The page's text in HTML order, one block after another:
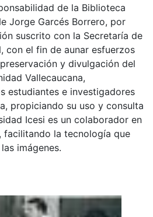
de la Biblioteca
Jorge Garcés Borrero, por
suscrito con la Secretaría de
con el fin de aunar esfuerzos
y divulgación del
Vallecaucana,
estudiantes e investigadores
propiciando su uso y consulta
Icesi es un colaborador en
facilitando la tecnología que
imágenes.